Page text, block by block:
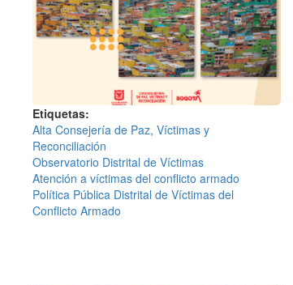
Etiquetas
Alta Consejería de Paz, Víctimas y
Reconciliación
Observatorio Distrital de Víctimas
Atención a víctimas del conflicto armado
Política Pública Distrital de Víctimas del
Conflicto Armado